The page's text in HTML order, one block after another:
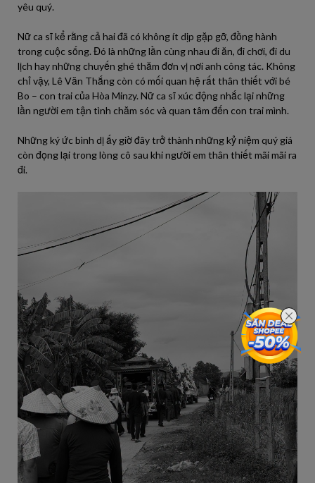
yêu quý.
Nữ ca sĩ kể rằng cả hai đã có không ít dịp gặp gỡ, đồng hành
trong cuộc sống. Đó là những lần cùng nhau đi ăn, đi chơi, đi du
lịch hay những chuyến ghé thăm đơn vị nơi anh công tác. Không
chỉ vậy, Lê Văn Thắng còn có mối quan hệ rất thân thiết với bé
Bo – con trai của Hòa Minzy. Nữ ca sĩ xúc động nhắc lại những
lần người em tận tình chăm sóc và quan tâm đến con trai mình.
Những ký ức bình dị ấy giờ đây trở thành những kỷ niệm quý giá
còn đọng lại trong lòng cô sau khi người em thân thiết mãi mãi ra
đi.